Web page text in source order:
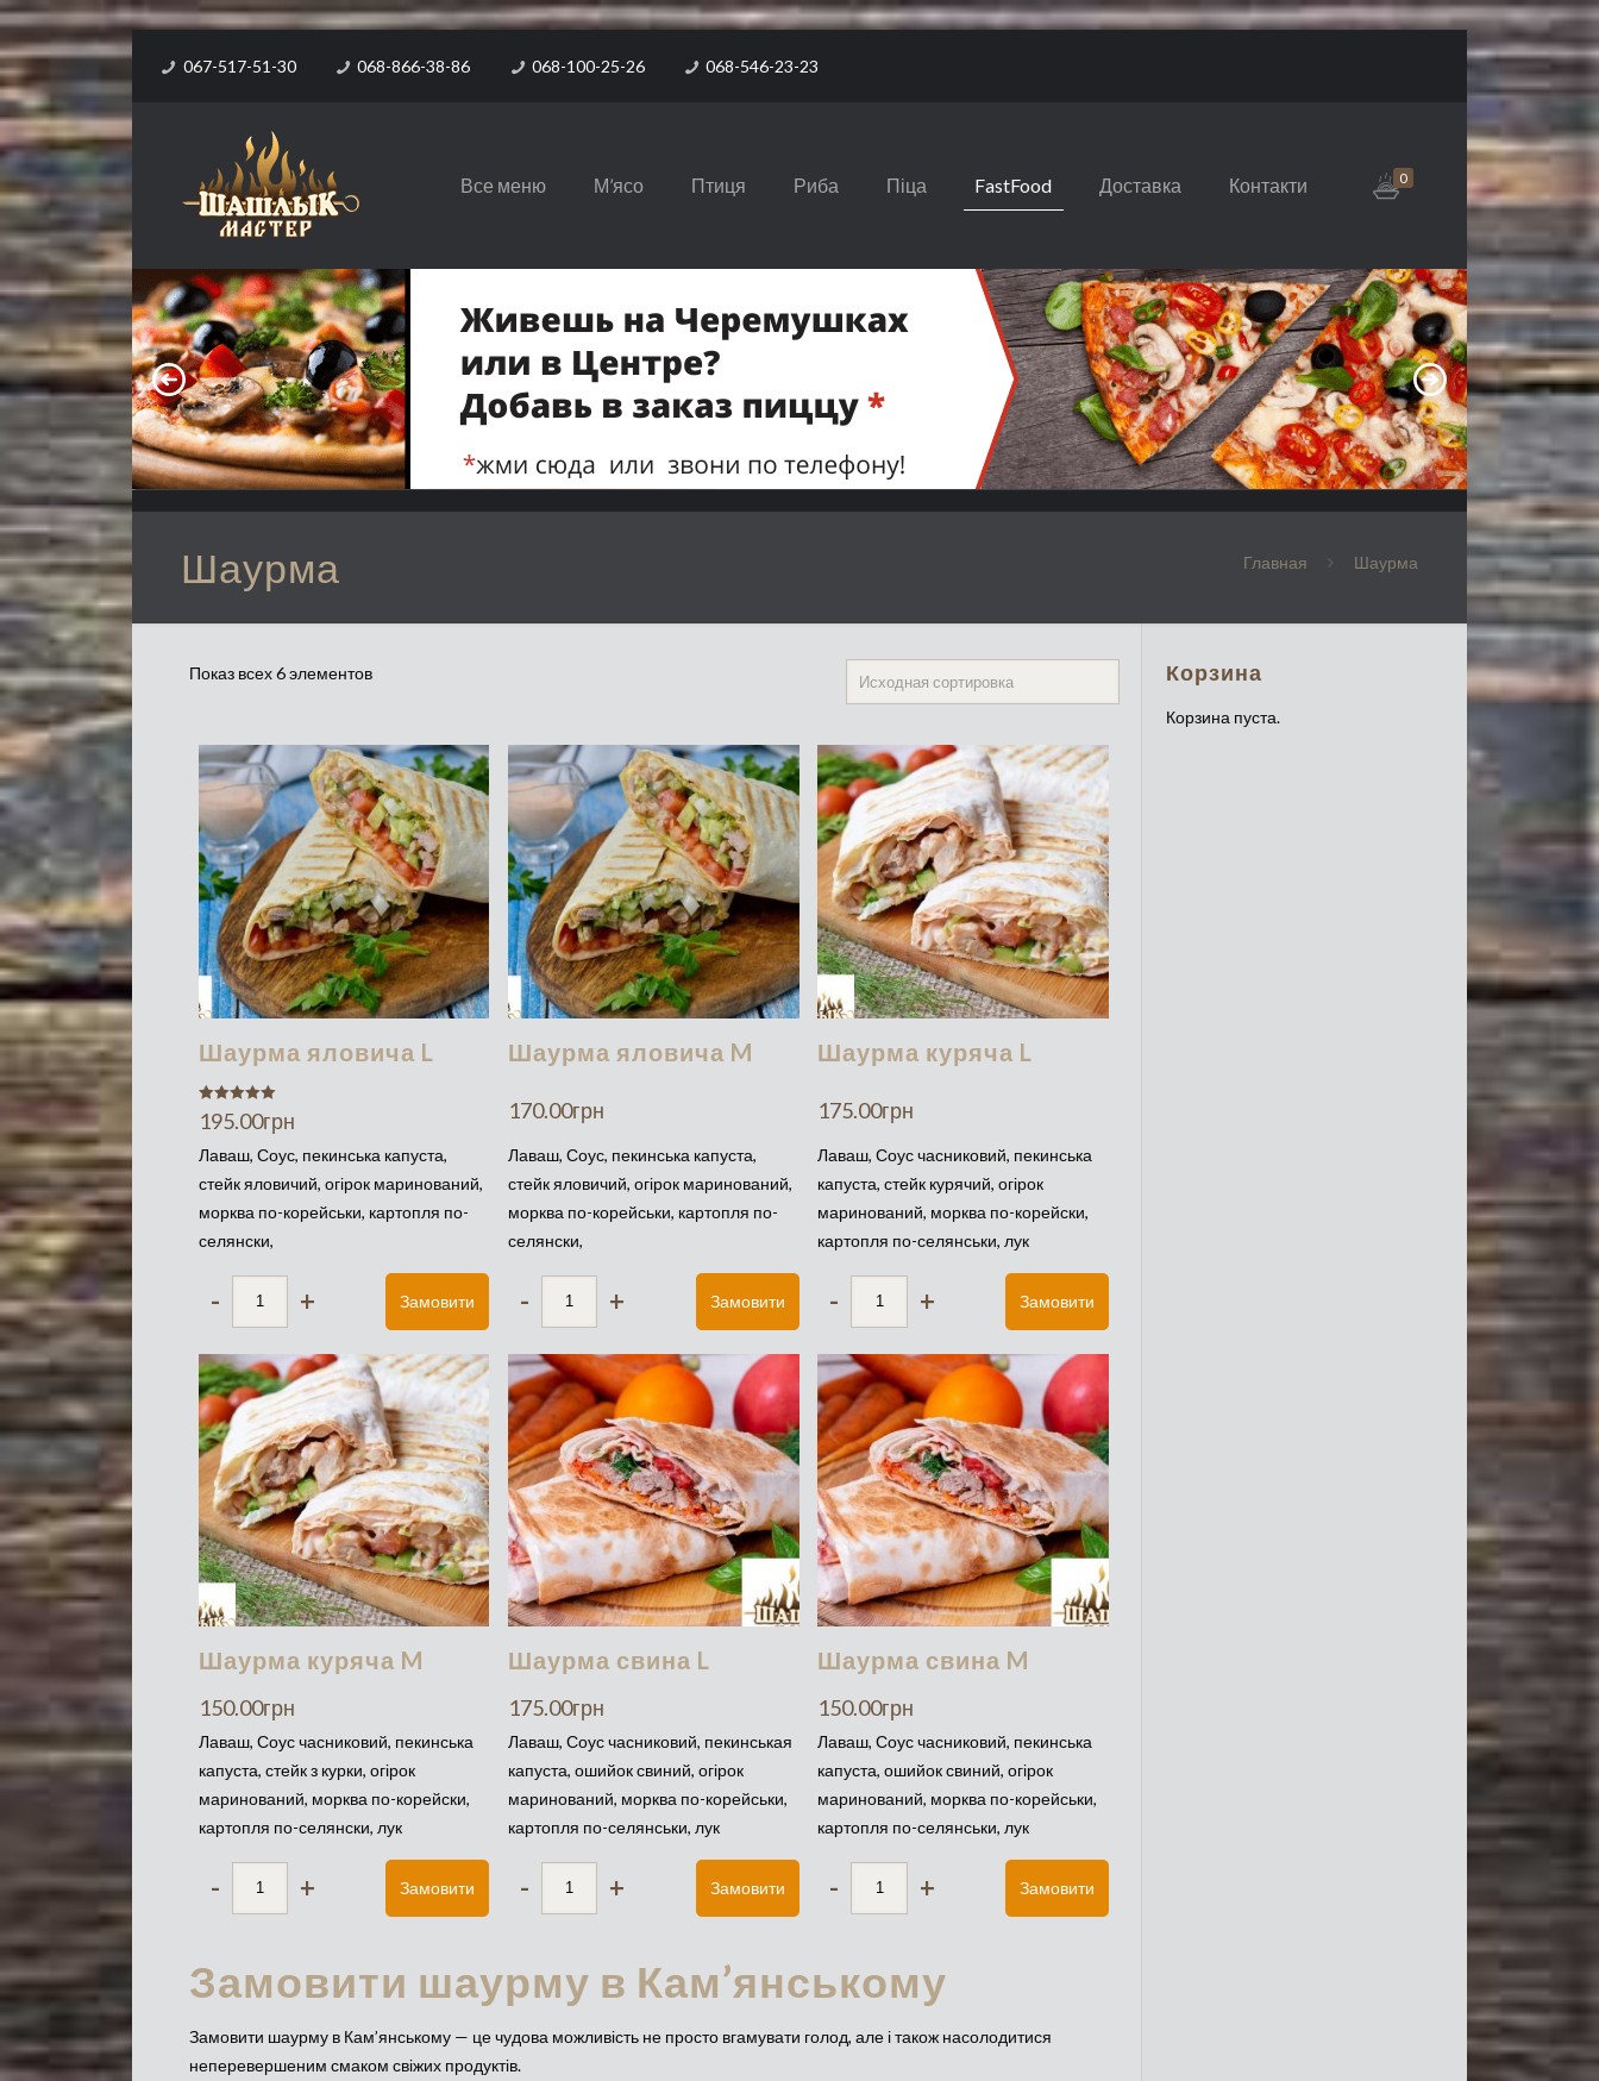
067-517-51-30 068-866-38-86 068-100-25-26 068-546-23-23
Все меню М’ясо Птиця Риба Піца FastFood Доставка Контакти 0
Шаурма Главная Шаурма
Показ всех 6 элементов
Шаурма яловича L
Оценка
5.00
195.00грн
Лаваш, Соус, пекинська капуста,
стейк яловичий, огірок маринований,
морква по-корейськи, картопля по-
селянски,
- + Замовити
Шаурма яловича M
170.00грн
Лаваш, Соус, пекинська капуста,
стейк яловичий, огірок маринований,
морква по-корейськи, картопля по-
селянски,
- + Замовити
Шаурма куряча L
175.00грн
Лаваш, Соус часниковий, пекинська
капуста, стейк курячий, огірок
маринований, морква по-корейски,
картопля по-селянськи, лук
- + Замовити
Шаурма куряча M
150.00грн
Лаваш, Соус часниковий, пекинська
капуста, стейк з курки, огірок
маринований, морква по-корейски,
картопля по-селянски, лук
- + Замовити
Шаурма свина L
175.00грн
Лаваш, Соус часниковий, пекинськая
капуста, ошийок свиний, огірок
маринований, морква по-корейськи,
картопля по-селянськи, лук
- + Замовити
Шаурма свина M
150.00грн
Лаваш, Соус часниковий, пекинська
капуста, ошийок свиний, огірок
маринований, морква по-корейськи,
картопля по-селянськи, лук
- + Замовити
Замовити шаурму в Кам’янському
Замовити шаурму в Кам’янському — це чудова можливість не просто вгамувати голод, але і також насолодитися
неперевершеним смаком свіжих продуктів.
Корзина
Корзина пуста.